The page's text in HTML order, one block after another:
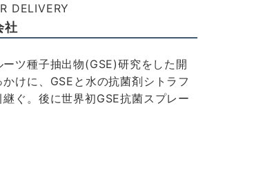
DELIVERY
社
ツ種子抽出物(GSE)研究をした開
けに、GSEと水の抗菌剤シトラフ
ぐ。後に世界初GSE抗菌スプレー